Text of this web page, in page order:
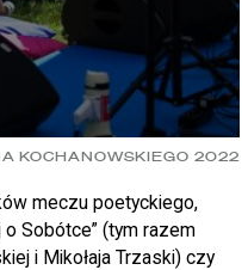
KOCHANOWSKIEGO 2022
meczu poetyckiego,
Sobótce” (tym razem
i Mikołaja Trzaski) czy